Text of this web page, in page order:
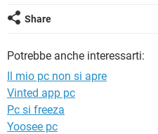
HARDWARE
Share
Potrebbe anche interessarti:
Il mio pc non si apre
Vinted app pc
Pc si freeza
Yoosee pc